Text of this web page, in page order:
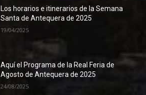
Los horarios e itinerarios de la Semana
Santa de Antequera de 2025
19/04/2025
Aquí el Programa de la Real Feria de
Agosto de Antequera de 2025
24/08/2025